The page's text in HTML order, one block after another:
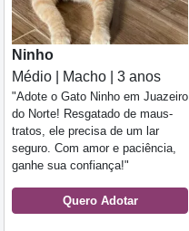
Ninho
Médio | Macho | 3 anos
"Adote o Gato Ninho em Juazeiro
do Norte! Resgatado de maus-
tratos, ele precisa de um lar
seguro. Com amor e paciência,
ganhe sua confiança!"
Quero Adotar